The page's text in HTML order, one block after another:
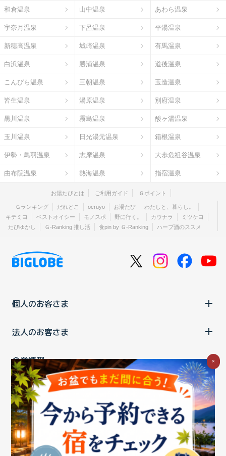
和倉温泉 山中温泉 あわら温泉
宇奈月温泉 下呂温泉 平湯温泉
新穂高温泉 城崎温泉 有馬温泉
白浜温泉 勝浦温泉 道後温泉
こんぴら温泉 三朝温泉 玉造温泉
皆生温泉 湯原温泉 別府温泉
黒川温泉 霧島温泉 酸ヶ湯温泉
玉川温泉 日光湯元温泉 箱根温泉
伊勢・鳥羽温泉 志摩温泉 大歩危祖谷温泉
由布院温泉 熱海温泉 指宿温泉
お湯たびとは ご利用ガイド Ｇポイント
Ｇランキング だれどこ ocruyo お湯たび
わたしと、暮らし。
キテミヨ
ベストオイシー モノスポ 野に行く。 カウナラ
ミツケヨ
たびゆかし
Ｇ-Ranking 推し活 食pin by Ｇ-Ranking ハーブ酒のススメ
個人のお客さま
法人のお客さま
企業情報
ご利用中の方
お問い合わせ消費税の表示 ウェブアクセシビリティの取り組み
個人情報保護ポリシープライバシーポータル
Cookieポリシー
特定商取引法に基づく表記情報セキュリティ基本方針
商標についてBIGLOBEトップ
×